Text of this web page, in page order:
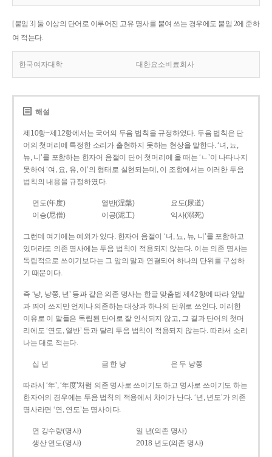
[붙임 3] 둘 이상의 단어로 이루어진 고유 명사를 붙여 쓰는 경우에도 붙임 2에 준하
여 적는다.
한국여자대학 대한요소비료회사
해설
제10항~제12항에서는 국어의 두음 법칙을 규정하였다. 두음 법칙은 단
어의 첫머리에 특정한 소리가 출현하지 못하는 현상을 말한다. ‘녀, 뇨,
뉴, 니’를 포함하는 한자어 음절이 단어 첫머리에 올 때는 ‘ㄴ’이 나타나지
못하여 ‘여, 요, 유, 이’의 형태로 실현되는데, 이 조항에서는 이러한 두음
법칙의 내용을 규정하였다.
연도(年度) 열반(涅槃)
요도(尿道)
이승(尼僧)
이공(泥工) 익사(溺死)
그런데 여기에는 예외가 있다. 한자어 음절이 ‘녀, 뇨, 뉴, 니’를 포함하고
있더라도 의존 명사에는 두음 법칙이 적용되지 않는다. 이는 의존 명사는
독립적으로 쓰이기보다는 그 앞의 말과 연결되어 하나의 단위를 구성하
기 때문이다.
즉 ‘냥, 냥쭝, 년’ 등과 같은 의존 명사는 한글 맞춤법 제42항에 따라 앞말
과 띄어 쓰지만 언제나 의존하는 대상과 하나의 단위로 쓰인다. 이러한
이유로 이 말들은 독립된 단어로 잘 인식되지 않고, 그 결과 단어의 첫머
리에도 ‘연도, 열반’ 등과 달리 두음 법칙이 적용되지 않는다. 따라서 소리
나는 대로 적는다.
십 년 금 한 냥 은 두 냥쭝
따라서 ‘年’, ‘年度’처럼 의존 명사로 쓰이기도 하고 명사로 쓰이기도 하는
한자어의 경우에는 두음 법칙의 적용에서 차이가 난다. ‘년, 년도’가 의존
명사라면 ‘연, 연도’는 명사이다.
연 강수량(명사)
일 년(의존 명사)
생산 연도(명사)
2018 년도(의존 명사)